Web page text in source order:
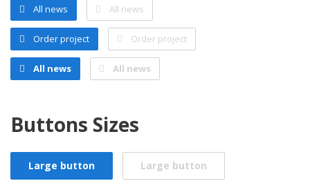
All news All news
Order project Order project
All news All news
Buttons Sizes
Large button Large button